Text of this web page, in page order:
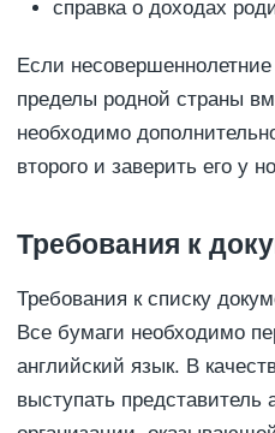
справка о доходах
Если
пределы родной страны
необходимо
второго и заверить его у
Требования к
Требования к списку
Все бумаги необходимо
английский язык. В
выступать представитель